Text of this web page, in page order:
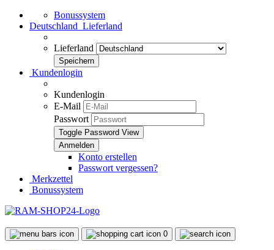
Bonussystem
Deutschland Lieferland
Lieferland
Kundenlogin
Kundenlogin
E-Mail
Passwort
Toggle Password View
Konto erstellen
Passwort vergessen?
Merkzettel
Bonussystem
0